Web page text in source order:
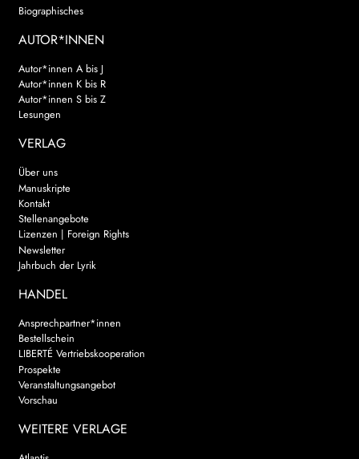
Biographisches
AUTOR*INNEN
Autor*innen A bis J
Autor*innen K bis R
Autor*innen S bis Z
Lesungen
VERLAG
Über uns
Manuskripte
Kontakt
Stellenangebote
Lizenzen | Foreign Rights
Newsletter
Jahrbuch der Lyrik
HANDEL
Ansprechpartner*innen
Bestellschein
LIBERTÉ Vertriebskooperation
Prospekte
Veranstaltungsangebot
Vorschau
WEITERE VERLAGE